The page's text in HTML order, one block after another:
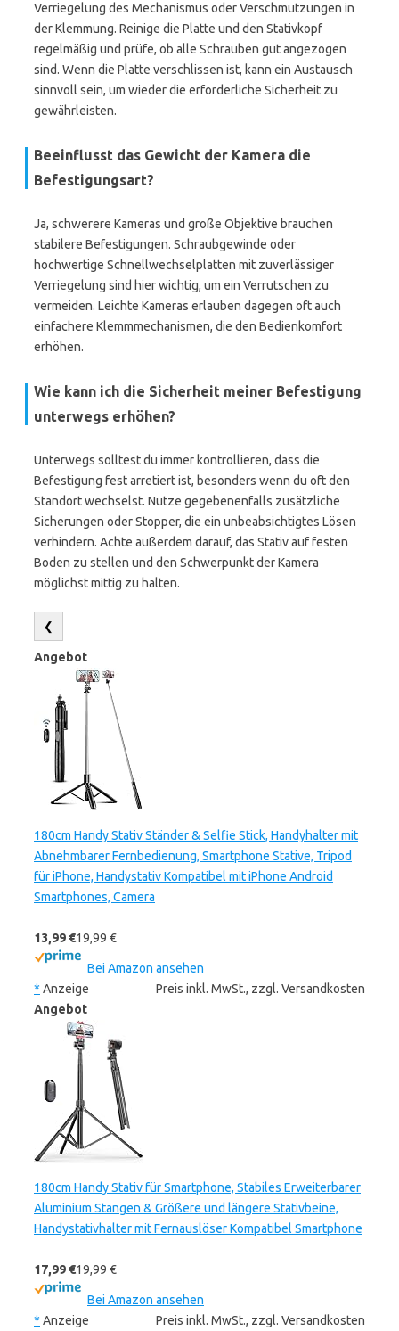
Verriegelung des Mechanismus oder Verschmutzungen in
der Klemmung. Reinige die Platte und den Stativkopf
regelmäßig und prüfe, ob alle Schrauben gut angezogen
sind. Wenn die Platte verschlissen ist, kann ein Austausch
sinnvoll sein, um wieder die erforderliche Sicherheit zu
gewährleisten.
Beeinflusst das Gewicht der Kamera die
Befestigungsart?
Ja, schwerere Kameras und große Objektive brauchen
stabilere Befestigungen. Schraubgewinde oder
hochwertige Schnellwechselplatten mit zuverlässiger
Verriegelung sind hier wichtig, um ein Verrutschen zu
vermeiden. Leichte Kameras erlauben dagegen oft auch
einfachere Klemmmechanismen, die den Bedienkomfort
erhöhen.
Wie kann ich die Sicherheit meiner Befestigung
unterwegs erhöhen?
Unterwegs solltest du immer kontrollieren, dass die
Befestigung fest arretiert ist, besonders wenn du oft den
Standort wechselst. Nutze gegebenenfalls zusätzliche
Sicherungen oder Stopper, die ein unbeabsichtigtes Lösen
verhindern. Achte außerdem darauf, das Stativ auf festen
Boden zu stellen und den Schwerpunkt der Kamera
möglichst mittig zu halten.
❮
Angebot
180cm Handy Stativ Ständer & Selfie Stick, Handyhalter mit
Abnehmbarer Fernbedienung, Smartphone Stative, Tripod
für iPhone, Handystativ Kompatibel mit iPhone Android
Smartphones, Camera
13,99 €19,99 €
Bei Amazon ansehen
* Anzeige
Preis inkl. MwSt., zzgl. Versandkosten
Angebot
180cm Handy Stativ für Smartphone, Stabiles Erweiterbarer
Aluminium Stangen & Größere und längere Stativbeine,
Handystativhalter mit Fernauslöser Kompatibel Smartphone
17,99 €19,99 €
Bei Amazon ansehen
* Anzeige
Preis inkl. MwSt., zzgl. Versandkosten